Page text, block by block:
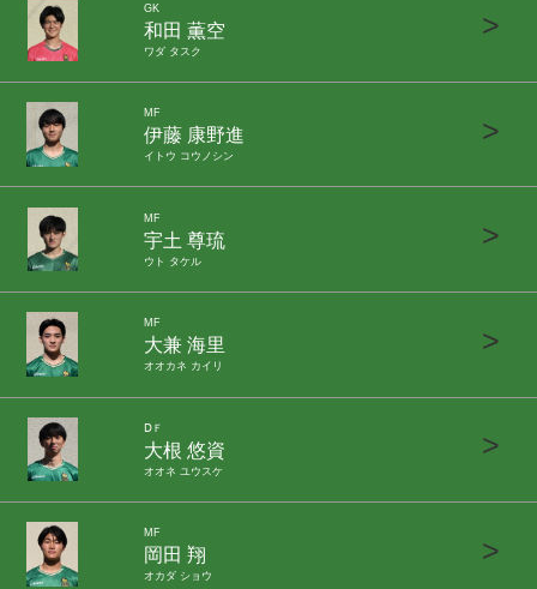
GK
和田 薫空
ワダ タスク
>
MF
伊藤 康野進
イトウ コウノシン
>
MF
宇土 尊琉
ウト タケル
>
MF
大兼 海里
オオカネ カイリ
>
ⅮＦ
大根 悠資
オオネ ユウスケ
>
MF
岡田 翔
オカダ ショウ
>